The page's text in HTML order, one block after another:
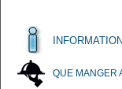
QUE MANGER